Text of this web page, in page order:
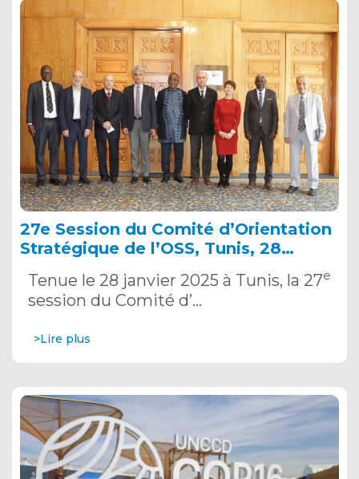
27e Session du Comité d’Orientation
Stratégique de l’OSS, Tunis, 28
Tenue le 28 janvier 2025 à Tunis, la 27e
session du Comité d’…
>Lire plus